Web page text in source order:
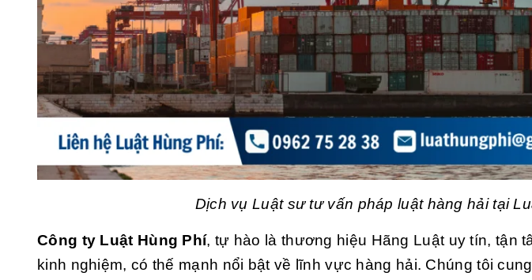
Dịch vụ Luật sư tư vấn pháp luật hàng hải tại
Công ty Luật Hùng Phí, tự hào là thương hiệu Hãng Luật uy tín, tận
kinh nghiệm, có thế mạnh nổi bật về lĩnh vực hàng hải. Chúng tôi